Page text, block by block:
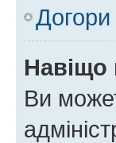
Догори
Навіщо
Ви